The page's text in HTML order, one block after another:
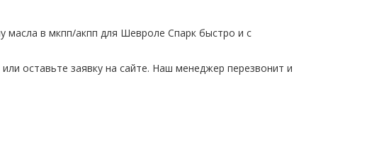
масла в мкпп/акпп для Шевроле Спарк быстро и с
или оставьте заявку на сайте. Наш менеджер перезвонит и